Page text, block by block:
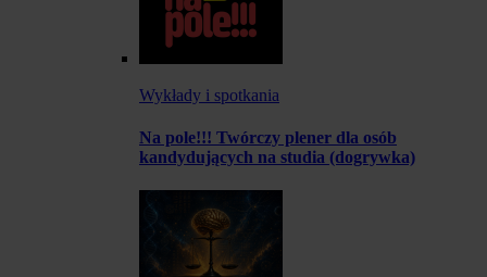
Wykłady i spotkania
Na pole!!! Twórczy plener dla osób
kandydujących na studia (dogrywka)